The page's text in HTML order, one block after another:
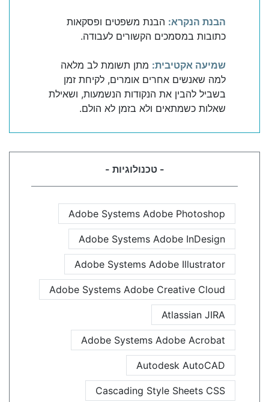
הבנת הנקרא: הבנת משפטים ופסקאות
כתובות במסמכים הקשורים לעבודה.
שמיעה אקטיבית: מתן תשומת לב מלאה
למה שאנשים אחרים אומרים, לקיחת זמן
בשביל להבין את הנקודות הנשמעות, ושאילת
שאלות כשמתאים ולא בזמן לא הולם.
- טכנולוגיות -
Adobe Systems Adobe Photoshop
Adobe Systems Adobe InDesign
Adobe Systems Adobe Illustrator
Adobe Systems Adobe Creative Cloud
Atlassian JIRA
Adobe Systems Adobe Acrobat
Autodesk AutoCAD
Cascading Style Sheets CSS